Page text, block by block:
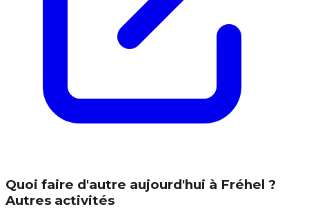
Quoi faire d'autre aujourd'hui à Fréhel ?
Autres activités